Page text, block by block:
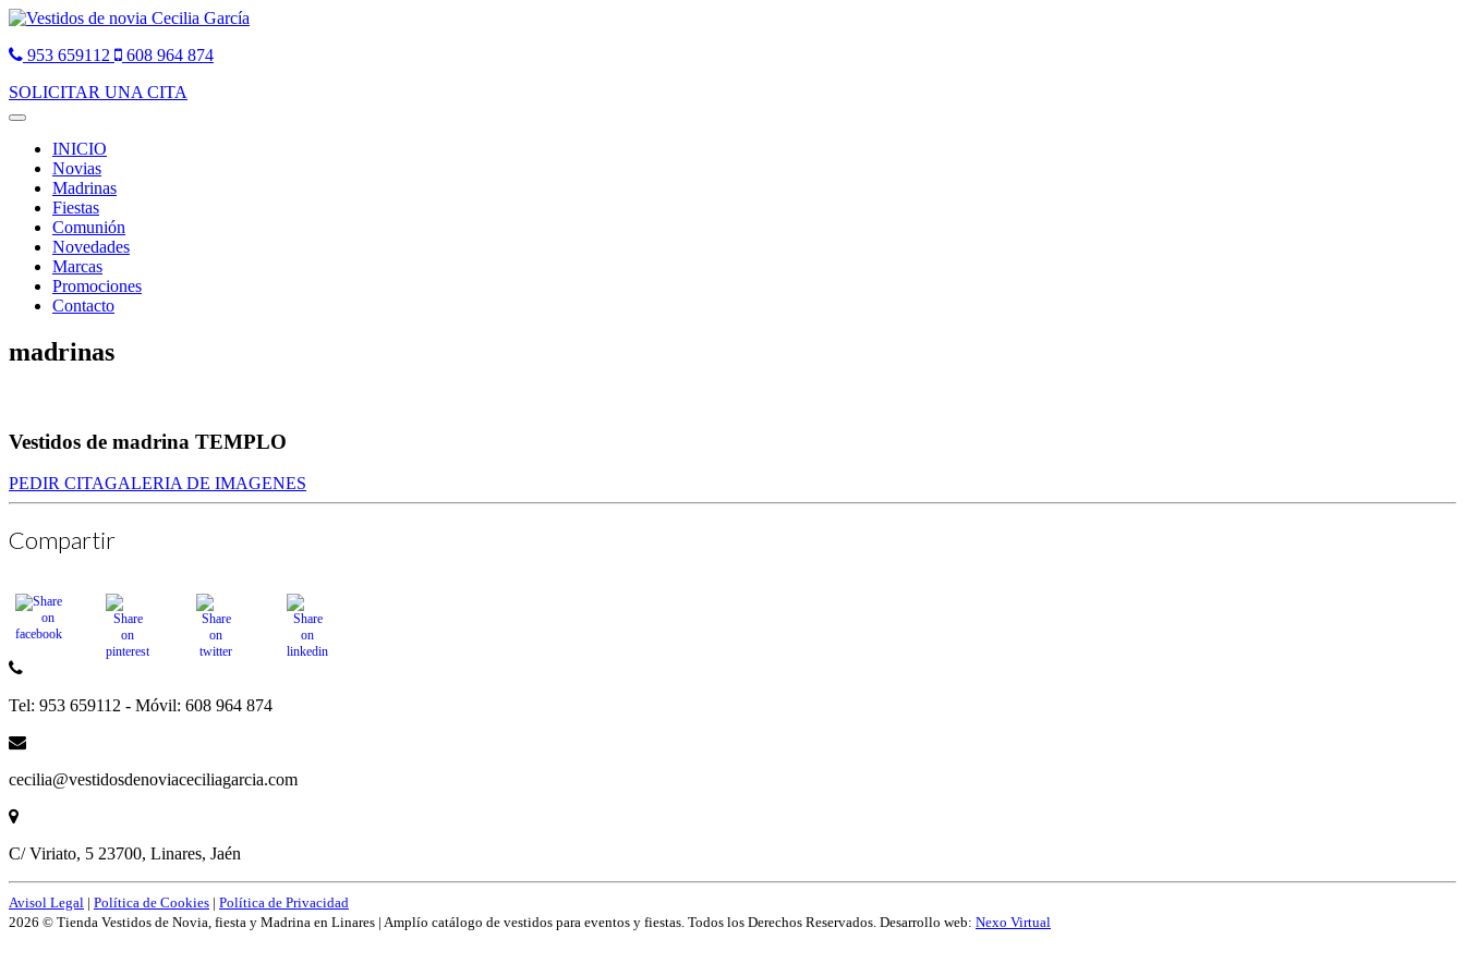
953 659112
608 964 874
SOLICITAR UNA CITA
Toggle
navigationINICIO
Novias
Madrinas
Fiestas
Comunión
Novedades
Marcas
Promociones
Contacto
madrinas
Vestidos de madrina TEMPLO
PEDIR CITAGALERIA DE IMAGENES
Compartir
Tel: 953 659112 - Móvil: 608 964 874
cecilia@vestidosdenoviaceciliagarcia.com
C/ Viriato, 5 23700, Linares, Jaén
Avisol Legal | Política de Cookies | Política de Privacidad
2026 © Tienda Vestidos de Novia, fiesta y Madrina en Linares | Amplío catálogo de vestidos para eventos y fiestas. Todos los Derechos Reservados. Desarrollo web: Nexo Virtual